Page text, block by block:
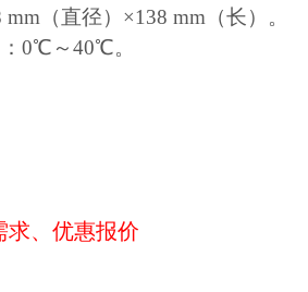
（直径）×138 mm（长）。
0℃～40℃。
求、优惠报价